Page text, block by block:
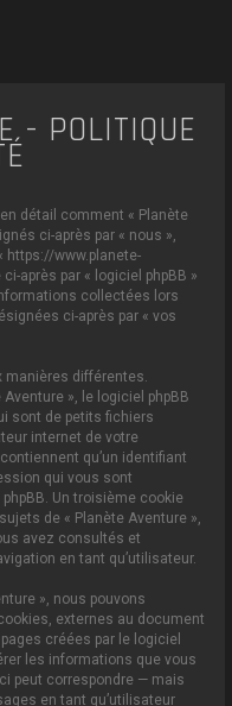
- POLITIQUE
détail comment « Planète
ci-après par « nous »,
https://www.planete-
après par « logiciel phpBB »
collectées lors
ci-après par « vos
manières différentes.
», le logiciel phpBB
sont de petits fichiers
internet de votre
qu’un identifiant
qui vous sont
Un troisième cookie
de « Planète Aventure »,
avez consultés et
en tant qu’utilisateur.
», nous pouvons
externes au document
créées par le logiciel
les informations que vous
peut correspondre — mais
en tant qu’utilisateur